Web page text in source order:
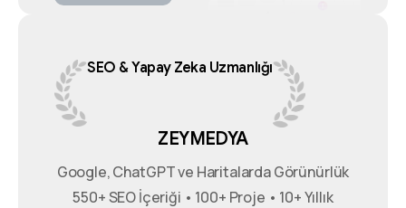
SEO &Yapay Zeka Uzmanlığı
ZEYMEDYA
Google, ChatGPT ve Haritalarda Görünürlük
550+ SEO İçeriği • 100+ Proje • 10+ Yıllık